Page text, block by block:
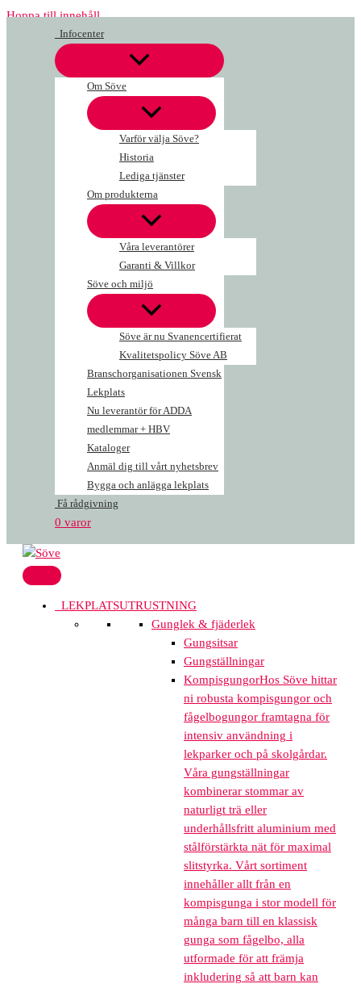
Hoppa till innehåll
Infocenter
Om Söve
Varför välja Söve?
Historia
Lediga tjänster
Om produkterna
Våra leverantörer
Garanti & Villkor
Söve och miljö
Söve är nu Svanencertifierat
Kvalitetspolicy Söve AB
Branschorganisationen Svensk
Lekplats
Nu leverantör för ADDA
medlemmar + HBV
Kataloger
Anmäl dig till vårt nyhetsbrev
Bygga och anlägga lekplats
Få rådgivning
0 varor
LEKPLATSUTRUSTNING
Gunglek & fjäderlek
Gungsitsar
Gungställningar
KompisgungorHos Söve hittar
ni robusta kompisgungor och
fågelbogungor framtagna för
intensiv användning i
lekparker och på skolgårdar.
Våra gungställningar
kombinerar stommar av
naturligt trä eller
underhållsfritt aluminium med
stålförstärkta nät för maximal
slitstyrka. Vårt sortiment
innehåller allt från en
kompisgunga i stor modell för
många barn till en klassisk
gunga som fågelbo, alla
utformade för att främja
inkludering så att barn kan